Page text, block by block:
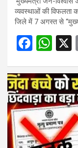
व्यवस्थाओं की विफलता
जिले में 7 अगस्त से
F
ce
b
o
o
k
W
at
s
A
p
p